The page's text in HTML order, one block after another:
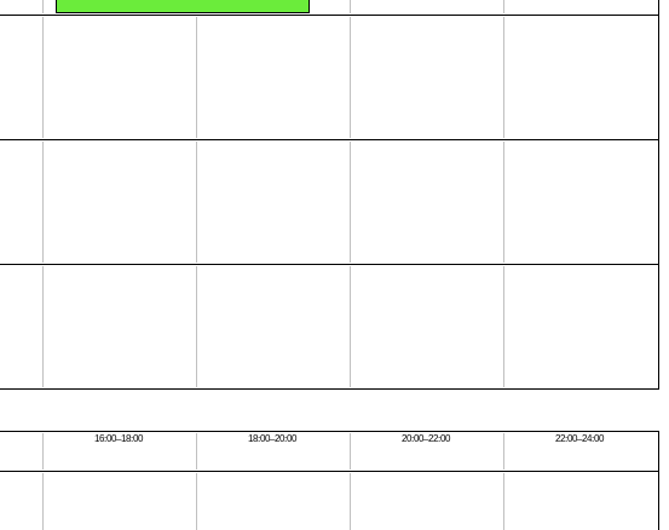
16:00–18:00 18:00–20:00 20:00–22:00 22:00–24:00